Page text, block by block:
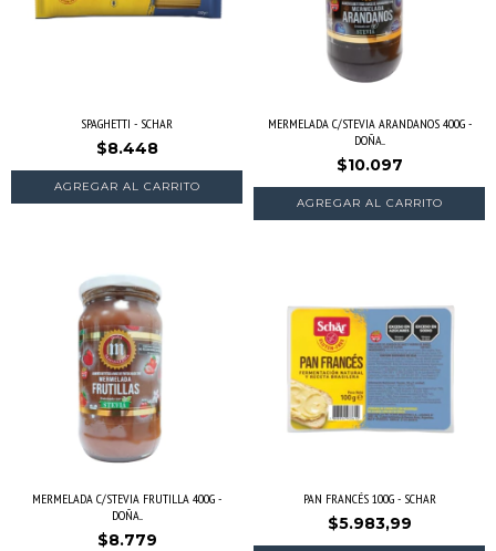
SPAGHETTI - SCHAR
$8.448
MERMELADA C/STEVIA ARANDANOS 400G -
DOÑA...
$10.097
MERMELADA C/STEVIA FRUTILLA 400G -
DOÑA...
$8.779
PAN FRANCÉS 100G - SCHAR
$5.983,99